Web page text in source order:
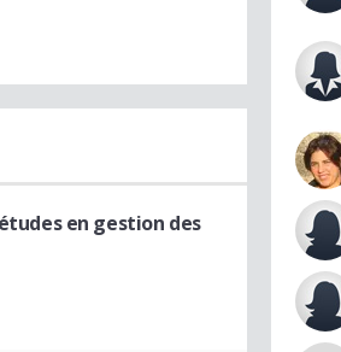
en gestion des